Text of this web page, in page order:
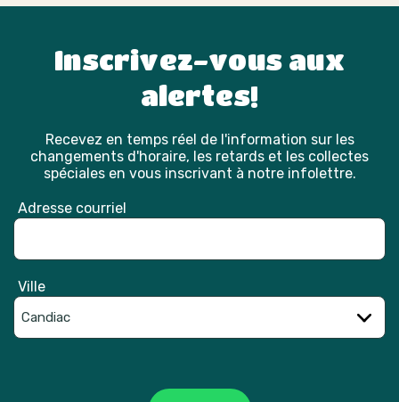
Inscrivez-vous aux
alertes!
Recevez en temps réel de l'information sur les
changements d'horaire, les retards et les collectes
spéciales en vous inscrivant à notre infolettre.
Adresse courriel
Ville